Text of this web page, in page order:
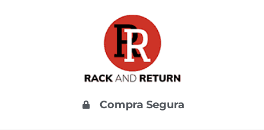
Compra Segura